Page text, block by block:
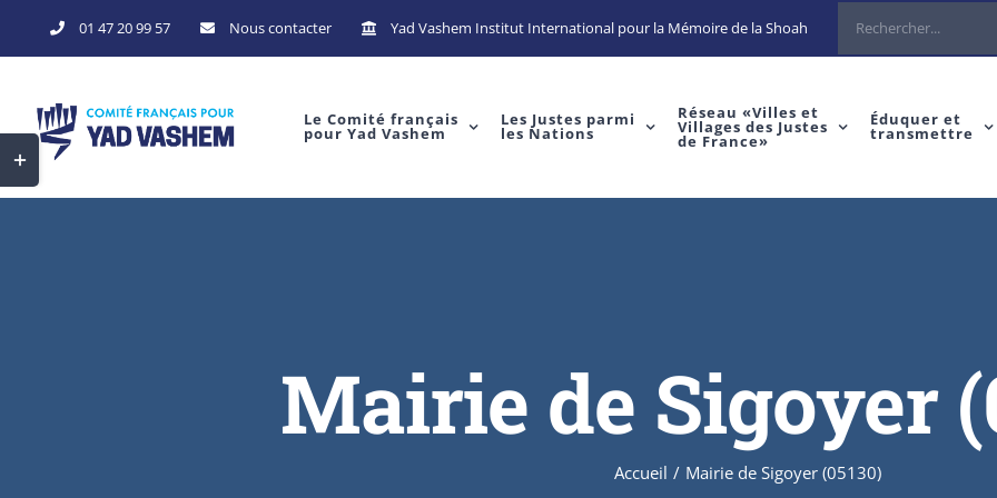
to
01 47 20 99 57 Nous contacter Yad Vashem Institut International pour la Mémoire de la Shoah Rechercher
Le Comité français
pour Yad Vashem
Les Justes parmi
les Nations
Réseau «Villes et
Villages des Justes
de France»
Éduquer et
transmettre
Mairie de Sigoyer
Accueil / Mairie de Sigoyer (05130)
Toggle
Sliding